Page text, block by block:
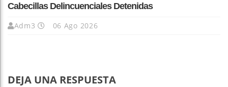
Cabecillas Delincuenciales Detenidas
Adm3 06 Ago 2026
DEJA UNA RESPUESTA